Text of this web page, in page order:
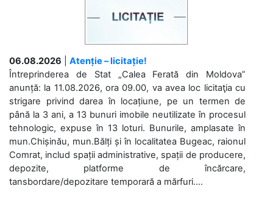
06.08.2026
Atenție – licitație!
Întreprinderea de Stat „Calea Ferată din Moldova”
anunță: la 11.08.2026, ora 09.00, va avea loc licitaţia cu
strigare privind darea în locațiune, pe un termen de
până la 3 ani, a 13 bunuri imobile neutilizate în procesul
tehnologic, expuse în 13 loturi. Bunurile, amplasate în
mun.Chișinău, mun.Bălți și în localitatea Bugeac, raionul
Comrat, includ spații administrative, spații de producere,
depozite, platforme de încărcare,
tansbordare/depozitare temporară a mărfuri....